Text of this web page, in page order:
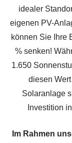
idealer
eigenen PV-
können Sie Ihre
% senken!
1.650
diesen
Solaranlage
Investition
Im Rahmen